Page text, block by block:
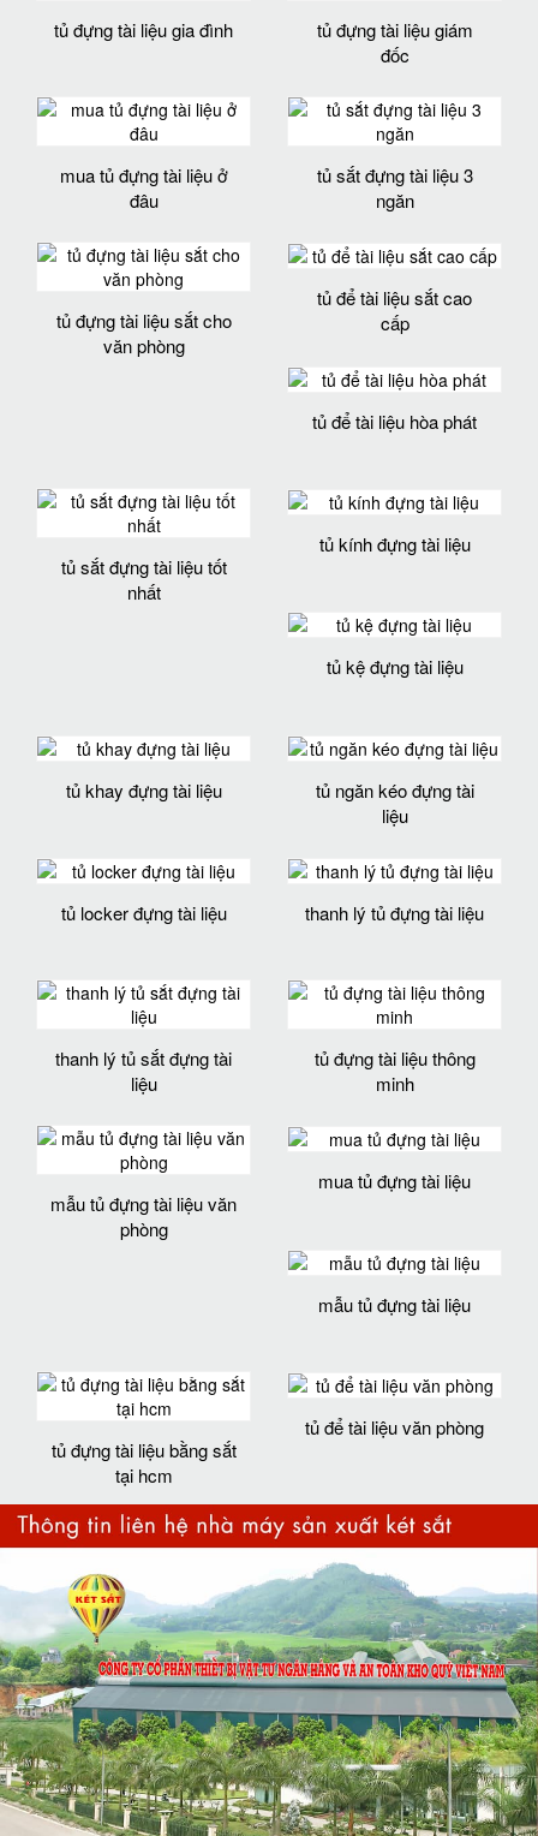
tủ đựng tài liệu gia đình
tủ đựng tài liệu giám
đốc
mua tủ đựng tài liệu ở
đâu
tủ sắt đựng tài liệu 3
ngăn
tủ đựng tài liệu sắt cho
văn phòng
tủ để tài liệu sắt cao
cấp
tủ để tài liệu hòa phát
tủ sắt đựng tài liệu tốt
nhất
tủ kính đựng tài liệu
tủ kệ đựng tài liệu
tủ khay đựng tài liệu
tủ ngăn kéo đựng tài
liệu
tủ locker đựng tài liệu thanh lý tủ đựng tài liệu
thanh lý tủ sắt đựng tài
liệu
tủ đựng tài liệu thông
minh
mẫu tủ đựng tài liệu văn
phòng
mua tủ đựng tài liệu
mẫu tủ đựng tài liệu
tủ đựng tài liệu bằng sắt
tại hcm
tủ để tài liệu văn phòng